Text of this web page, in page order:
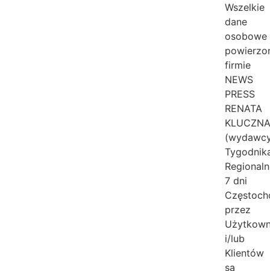
Wszelkie
dane
osobowe
firmie
NEWS
PRESS
RENATA
7 dni
przez
i/lub
Klientów
są